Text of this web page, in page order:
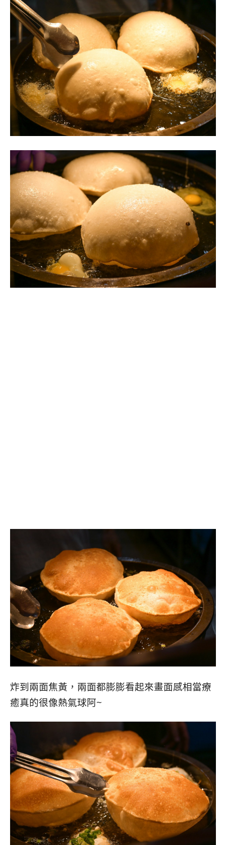
炸到兩面焦黃，兩面都膨膨看起來畫面感相當療
癒真的很像熱氣球阿~